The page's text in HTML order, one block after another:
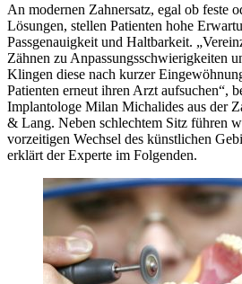
An modernen Zahnersatz, egal ob feste
Lösungen, stellen Patienten hohe
Passgenauigkeit und Haltbarkeit.
Zähnen zu Anpassungsschwierigkeiten
Klingen diese nach kurzer
Patienten erneut ihren Arzt aufsuchen“,
Implantologe Milan Michalides aus der
& Lang. Neben schlechtem Sitz führen
vorzeitigen Wechsel des künstlichen
erklärt der Experte im Folgenden.